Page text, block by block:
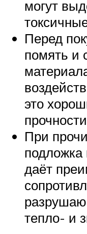
могут
Перед
помять и
это
При
подложка
даёт
тепло- и